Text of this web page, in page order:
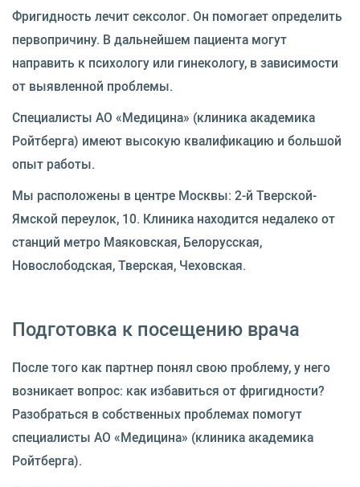
Фригидность лечит сексолог. Он помогает определить
первопричину. В дальнейшем пациента могут
направить к психологу или гинекологу, в зависимости
от выявленной проблемы.
Специалисты АО «Медицина» (клиника академика
Ройтберга) имеют высокую квалификацию и большой
опыт работы.
Мы расположены в центре Москвы: 2-й Тверской-
Ямской переулок, 10. Клиника находится недалеко от
станций метро Маяковская, Белорусская,
Новослободская, Тверская, Чеховская.
Подготовка к посещению врача
После того как партнер понял свою проблему, у него
возникает вопрос: как избавиться от фригидности?
Разобраться в собственных проблемах помогут
специалисты АО «Медицина» (клиника академика
Ройтберга).